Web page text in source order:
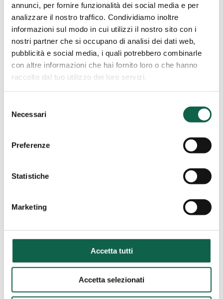
annunci, per fornire funzionalità dei social media e per
analizzare il nostro traffico. Condividiamo inoltre
informazioni sul modo in cui utilizzi il nostro sito con i
nostri partner che si occupano di analisi dei dati web,
pubblicità e social media, i quali potrebbero combinarle
con altre informazioni che hai fornito loro o che hanno
raccolto dal tuo utilizzo dei loro servizi.
delNecessari
Preferenze
Statistiche
Marketing
Accetta tutti
Accetta selezionati
VIA SARDEGNA 1 20020, BIENATE fraz.
MAGNAGO, MI
0331657400
Via Jamoretti,51 21056, Induno Olona, VA
Farmacia
Trieste (TS)
Farmacia Ai Gemelli
via Bartolomeo D'Alviano 23 34144, Trieste, TS
0403409851
Gemelli